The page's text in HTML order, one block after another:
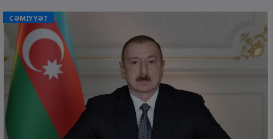
CƏMİYYƏT